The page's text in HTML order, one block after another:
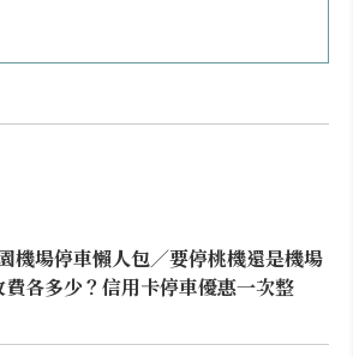
機場停車懶人包／要停桃機還是機場
各多少？信用卡停車優惠一次整